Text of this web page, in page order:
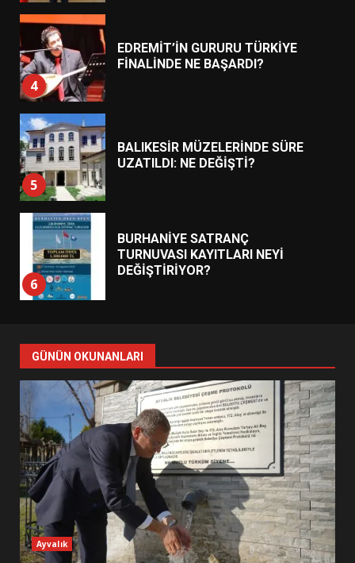
4
EDREMİT’İN GURURU TÜRKİYE
FİNALİNDE NE BAŞARDI?
5
BALIKESİR MÜZELERİNDE SÜRE
UZATILDI: NE DEĞİŞTİ?
6
BURHANİYE SATRANÇ
TURNUVASI KAYITLARI NEYİ
DEĞİŞTİRİYOR?
7
YENİ YÖNETİM NASIL
ŞEKİLLENDİ?
1
AYVALIK SU MİRASI İÇİN
HAREKETE GEÇİYOR: GÖZLER
BULUŞMADA
ESA 2026’DA TÜRK BAHARATI
NEYİ TEMSİL ETTİ?
GÜNÜN OKUNANLARI
Ayvalık